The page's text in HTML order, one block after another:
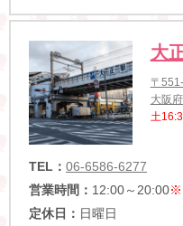
大
〒
大阪
土
TEL： 06-6586-6277
営業時間： 12:00～20:00※
定休日： 日曜日